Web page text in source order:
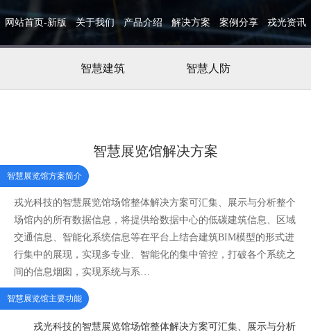
网站首页-新版 关于我们 产品介绍 解决方案 案例分享 戎光资讯
智慧建筑 智慧人防
智慧展览馆解决方案
智慧展览馆方案简介
戎光科技的智慧展览馆场馆整体解决方案可汇集、展示与分析整个
场馆内的所有数据信息，将提供给数据中心的低碳建筑信息、区域
交通信息、智能化系统信息等在平台上结合建筑BIM模型的形式进
行集中的展现，实现多专业、智能化的集中管控，打破各个系统之
间的信息烟囱，实现系统与系…
智慧展览馆主要功能
戎光科技的智慧展览馆场馆整体解决方案可汇集、展示与分析